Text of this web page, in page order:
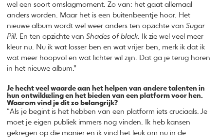
wel een soort omslagmoment. Zo van: het gaat allemaal
anders worden. Maar het is een buitenbeentje hoor. Het
nieuwe album wordt wel weer anders ten opzichte vanSugar
Pill. En ten opzichte vanShades of black. Ik zie wel veel meer
kleur nu. Nu ik wat losser ben en wat vrijer ben, merk ik dat ik
wat meer hoopvol en wat lichter wil zijn. Dat ga je terug horen
in het nieuwe album.”
Je hecht veel waarde aan het helpen van andere talenten in
hun ontwikkeling en het bieden van een platform voor hen.
Waarom vind je dit zo belangrijk?
“Als je begint is het hebben van een platform iets cruciaals. Je
moet je eigen publiek immers nog vinden. Ik heb kansen
gekregen op die manier en ik vind het leuk om nu in de